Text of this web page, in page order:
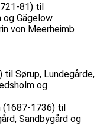
81) til
og Gägelow
von Meerheimb
Sørup, Lundegårde,
og
(1687-1736) til
Sandbygård og